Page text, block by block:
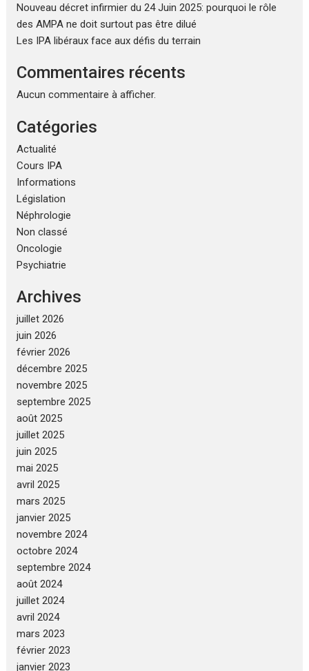
Nouveau décret infirmier du 24 Juin 2025: pourquoi le rôle
des AMPA ne doit surtout pas être dilué
Les IPA libéraux face aux défis du terrain
Commentaires récents
Aucun commentaire à afficher.
Catégories
Actualité
Cours IPA
Informations
Législation
Néphrologie
Non classé
Oncologie
Psychiatrie
Archives
juillet 2026
juin 2026
février 2026
décembre 2025
novembre 2025
septembre 2025
août 2025
juillet 2025
juin 2025
mai 2025
avril 2025
mars 2025
janvier 2025
novembre 2024
octobre 2024
septembre 2024
août 2024
juillet 2024
avril 2024
mars 2023
février 2023
janvier 2023